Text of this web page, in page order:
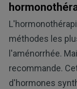
méthodes les
l'aménorrhée.
recommande.
d'hormones